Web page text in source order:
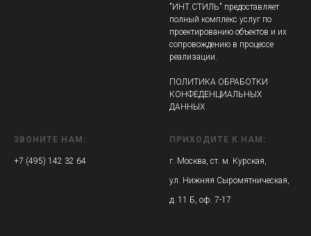
"ИНТ.СТИЛЬ" предоставляет
полный комплекс услуг по
проектированию объектов и их
сопровождению в процессе
реализации.
ПОЛИТИКА ОБРАБОТКИ
КОНФЕДЕНЦИАЛЬНЫХ
ДАННЫХ
ЗВОНИТЕ НАМ:
+7 (495) 142 32 64
ПРИХОДИТЕ К НАМ:
г. Москва, ст. м. Курская,
ул. Нижняя Сыромятническая,
д. 11 Б, оф. 7-17